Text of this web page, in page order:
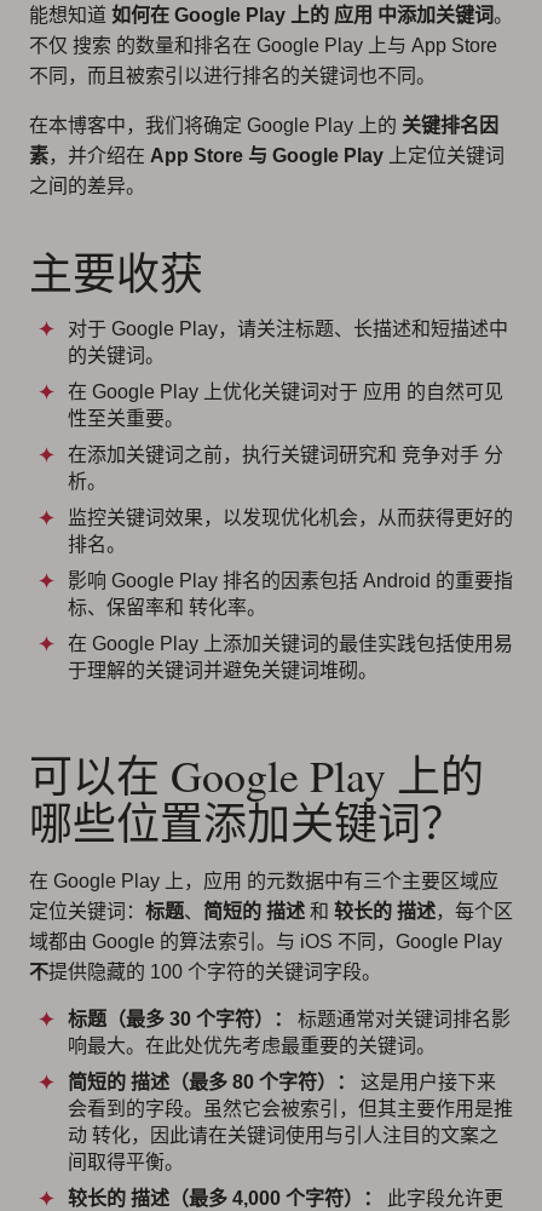
能想知道 如何在 Google Play 上的 应用 中添加关键词。
不仅 搜索 的数量和排名在 Google Play 上与 App Store
不同，而且被索引以进行排名的关键词也不同。
在本博客中，我们将确定 Google Play 上的 关键排名因
素，并介绍在 App Store 与 Google Play 上定位关键词
之间的差异。
主要收获
对于 Google Play，请关注标题、长描述和短描述中
的关键词。
在 Google Play 上优化关键词对于 应用 的自然可见
性至关重要。
在添加关键词之前，执行关键词研究和 竞争对手 分
析。
监控关键词效果，以发现优化机会，从而获得更好的
排名。
影响 Google Play 排名的因素包括 Android 的重要指
标、保留率和 转化率。
在 Google Play 上添加关键词的最佳实践包括使用易
于理解的关键词并避免关键词堆砌。
可以在 Google Play 上的
哪些位置添加关键词？
在 Google Play 上，应用 的元数据中有三个主要区域应
定位关键词： 标题、 简短的 描述 和 较长的 描述，每个区
域都由 Google 的算法索引。与 iOS 不同，Google Play
不提供隐藏的 100 个字符的关键词字段。
标题（最多 30 个字符）：
标题通常对关键词排名影
响最大。在此处优先考虑最重要的关键词。
简短的 描述（最多 80 个字符）：
这是用户接下来
会看到的字段。虽然它会被索引，但其主要作用是推
动 转化，因此请在关键词使用与引人注目的文案之
间取得平衡。
较长的 描述（最多 4,000 个字符）：
此字段允许更